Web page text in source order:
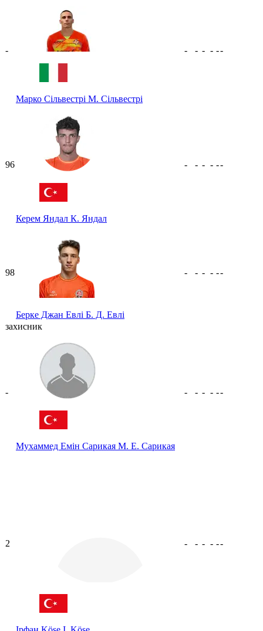
-
Марко Сільвестрі М. Сільвестрі
- - - - --
96
Керем Яндал К. Яндал
- - - - --
98
Берке Джан Евлі Б. Д. Евлі
- - - - --
захисник
-
Мухаммед Емін Сарикая М. Е. Сарикая
- - - - --
2 - - - - --